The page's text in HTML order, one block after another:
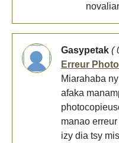
Gasypetak (
Erreur
Miarahaba
afaka
manao
izy dia tsy